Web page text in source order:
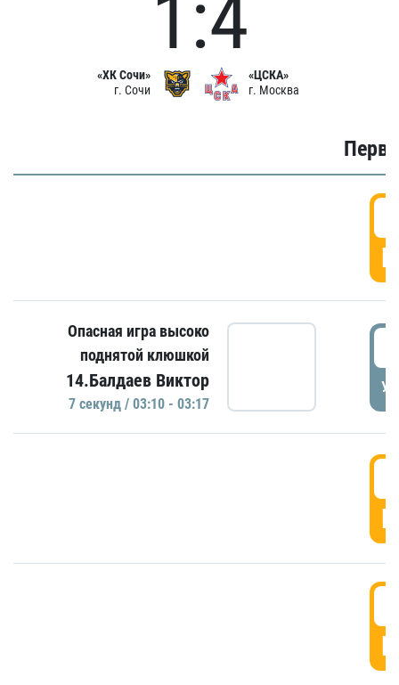
«ХК Сочи»
г. Сочи
1:4
«ЦСКА»
г. Москва
Опасная игра высоко
поднятой клюшкой
14.Балдаев Виктор
7 секунд / 03:10 - 03:17